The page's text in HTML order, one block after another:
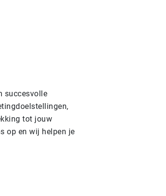
succesvolle
tot jouw
op en wij helpen je